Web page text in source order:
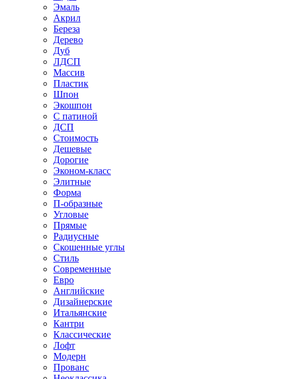
Эмаль
Акрил
Береза
Дерево
Дуб
ЛДСП
Массив
Пластик
Шпон
Экошпон
С патиной
ДСП
Стоимость
Дешевые
Дорогие
Эконом-класс
Элитные
Форма
П-образные
Угловые
Прямые
Радиусные
Скошенные углы
Стиль
Современные
Евро
Английские
Дизайнерские
Итальянские
Кантри
Классические
Лофт
Модерн
Прованс